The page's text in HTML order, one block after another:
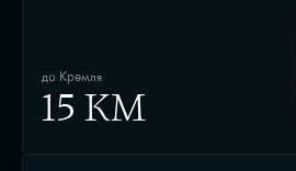
до Кремля
15 КМ